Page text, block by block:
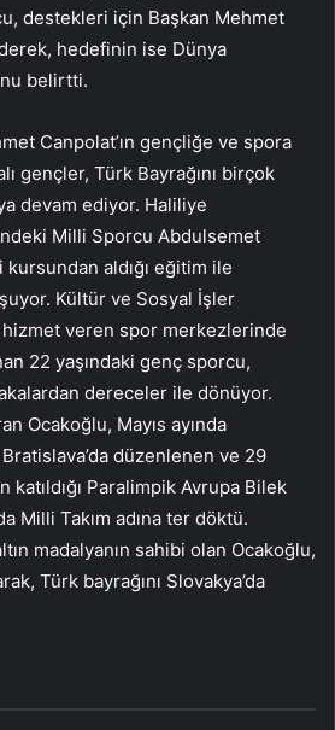
destekleri için Başkan Mehmet
hedefinin ise Dünya
belirtti.
Canpolat’ın gençliğe ve spora
gençler, Türk Bayrağını birçok
devam ediyor. Haliliye
Milli Sporcu Abdulsemet
aldığı eğitim ile
Kültür ve Sosyal İşler
veren spor merkezlerinde
22 yaşındaki genç sporcu,
dereceler ile dönüyor.
Ocakoğlu, Mayıs ayında
düzenlenen ve 29
Paralimpik Avrupa Bilek
Milli Takım adına ter döktü.
madalyanın sahibi olan Ocakoğlu,
Türk bayrağını Slovakya’da